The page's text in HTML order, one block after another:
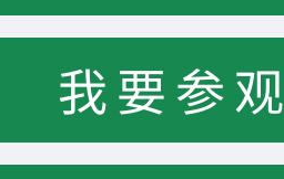
我要参观